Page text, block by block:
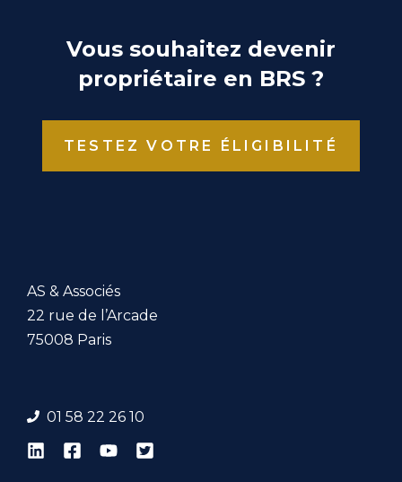
Vous souhaitez devenir
propriétaire en BRS ?
TESTEZ VOTRE ÉLIGIBILITÉ
AS & Associés
22 rue de l’Arcade
75008 Paris
01 58 22 26 10